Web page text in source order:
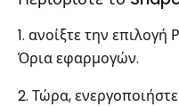
1. ανοίξτε την
Όρια εφαρμογών.
2. Τώρα,